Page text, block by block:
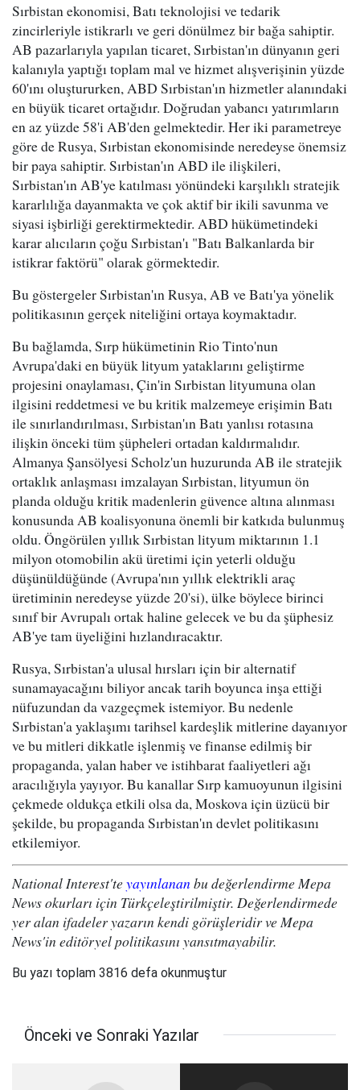
Sırbistan ekonomisi, Batı teknolojisi ve tedarik
zincirleriyle istikrarlı ve geri dönülmez bir bağa sahiptir.
AB pazarlarıyla yapılan ticaret, Sırbistan'ın dünyanın geri
kalanıyla yaptığı toplam mal ve hizmet alışverişinin yüzde
60'ını oluştururken, ABD Sırbistan'ın hizmetler alanındaki
en büyük ticaret ortağıdır. Doğrudan yabancı yatırımların
en az yüzde 58'i AB'den gelmektedir. Her iki parametreye
göre de Rusya, Sırbistan ekonomisinde neredeyse önemsiz
bir paya sahiptir. Sırbistan'ın ABD ile ilişkileri,
Sırbistan'ın AB'ye katılması yönündeki karşılıklı stratejik
kararlılığa dayanmakta ve çok aktif bir ikili savunma ve
siyasi işbirliği gerektirmektedir. ABD hükümetindeki
karar alıcıların çoğu Sırbistan'ı "Batı Balkanlarda bir
istikrar faktörü" olarak görmektedir.
Bu göstergeler Sırbistan'ın Rusya, AB ve Batı'ya yönelik
politikasının gerçek niteliğini ortaya koymaktadır.
Bu bağlamda, Sırp hükümetinin Rio Tinto'nun
Avrupa'daki en büyük lityum yataklarını geliştirme
projesini onaylaması, Çin'in Sırbistan lityumuna olan
ilgisini reddetmesi ve bu kritik malzemeye erişimin Batı
ile sınırlandırılması, Sırbistan'ın Batı yanlısı rotasına
ilişkin önceki tüm şüpheleri ortadan kaldırmalıdır.
Almanya Şansölyesi Scholz'un huzurunda AB ile stratejik
ortaklık anlaşması imzalayan Sırbistan, lityumun ön
planda olduğu kritik madenlerin güvence altına alınması
konusunda AB koalisyonuna önemli bir katkıda bulunmuş
oldu. Öngörülen yıllık Sırbistan lityum miktarının 1.1
milyon otomobilin akü üretimi için yeterli olduğu
düşünüldüğünde (Avrupa'nın yıllık elektrikli araç
üretiminin neredeyse yüzde 20'si), ülke böylece birinci
sınıf bir Avrupalı ortak haline gelecek ve bu da şüphesiz
AB'ye tam üyeliğini hızlandıracaktır.
Rusya, Sırbistan'a ulusal hırsları için bir alternatif
sunamayacağını biliyor ancak tarih boyunca inşa ettiği
nüfuzundan da vazgeçmek istemiyor. Bu nedenle
Sırbistan'a yaklaşımı tarihsel kardeşlik mitlerine dayanıyor
ve bu mitleri dikkatle işlenmiş ve finanse edilmiş bir
propaganda, yalan haber ve istihbarat faaliyetleri ağı
aracılığıyla yayıyor. Bu kanallar Sırp kamuoyunun ilgisini
çekmede oldukça etkili olsa da, Moskova için üzücü bir
şekilde, bu propaganda Sırbistan'ın devlet politikasını
etkilemiyor.
National Interest'teyayınlanan bu değerlendirme Mepa
News okurları için Türkçeleştirilmiştir. Değerlendirmede
yer alan ifadeler yazarın kendi görüşleridir ve Mepa
News'in editöryel politikasını yansıtmayabilir.
Bu yazı toplam 3816 defa okunmuştur
Önceki ve Sonraki Yazılar